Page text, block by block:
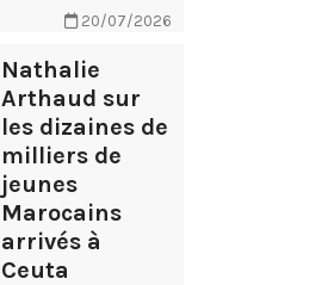
20/07/2026
Nathalie
Arthaud sur
les dizaines de
milliers de
jeunes
Marocains
arrivés à
Ceuta